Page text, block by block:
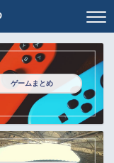
ゲームまとめ